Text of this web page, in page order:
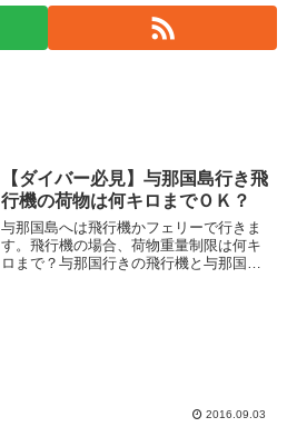
【ダイバー必見】与那国島行き飛
行機の荷物は何キロまでＯＫ？
与那国島へは飛行機かフェリーで行きま
す。飛行機の場合、荷物重量制限は何キ
ロまで？与那国行きの飛行機と与那国空
2016.09.03